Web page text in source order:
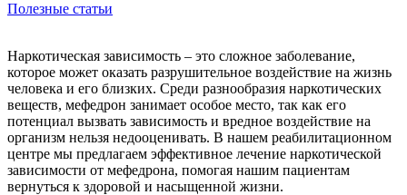
Полезные статьи
Наркотическая зависимость – это сложное заболевание,
которое может оказать разрушительное воздействие на жизнь
человека и его близких. Среди разнообразия наркотических
веществ, мефедрон занимает особое место, так как его
потенциал вызвать зависимость и вредное воздействие на
организм нельзя недооценивать. В нашем реабилитационном
центре мы предлагаем эффективное лечение наркотической
зависимости от мефедрона, помогая нашим пациентам
вернуться к здоровой и насыщенной жизни.